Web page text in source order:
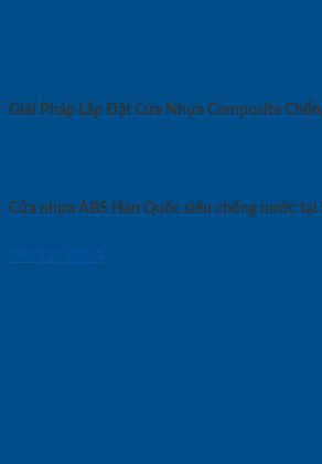
Giải Pháp Lắp Đặt Cửa Nhựa Composite
Cửa nhựa ABS Hàn Quốc siêu chống nước tại
09/12/2024